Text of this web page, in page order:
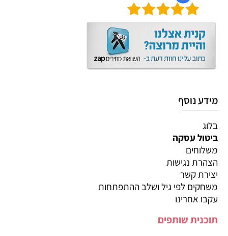
מידע נוסף
בלוג
ביטול עסקה
משלוחים
הצהרת נגישות
יצירת קשר
משחקים לפי גיל ושלב ההתפתחות
עקבו אחרינו
תוכנית שותפים